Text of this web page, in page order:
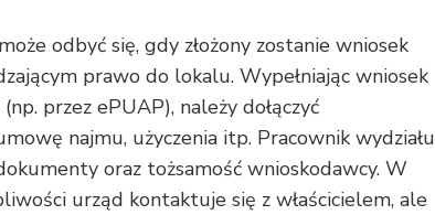
odbyć się, gdy złożony zostanie wniosek
prawo do lokalu. Wypełniając wniosek
przez ePUAP), należy dołączyć
najmu, użyczenia itp. Pracownik wydziału
oraz tożsamość wnioskodawcy. W
urząd kontaktuje się z właścicielem, ale